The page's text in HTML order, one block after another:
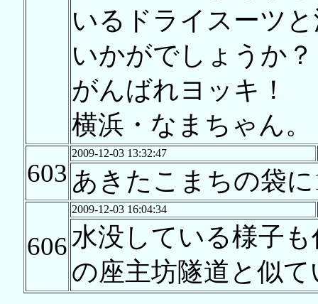
いるドライスーツ
いかがでしょうか？
がんばれヨッキ！
横浜・なまちゃん。
603
2009-12-03 13:32:47
あきたこまちの袋
606
2009-12-03 16:04:34
水没している様子
の座主坊隧道と似